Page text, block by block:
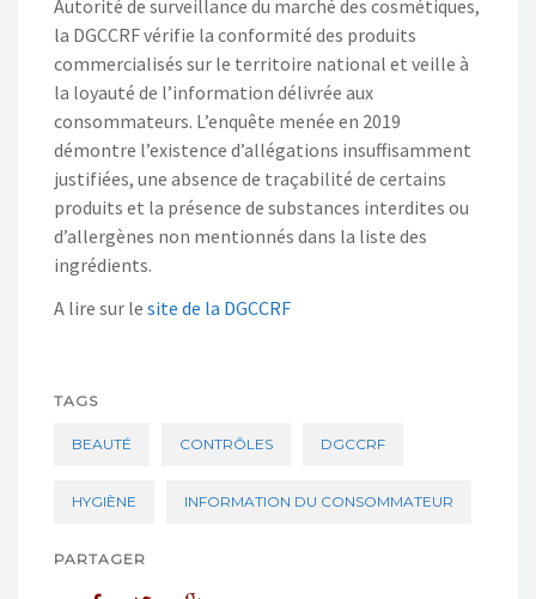
Autorité de surveillance du marché des cosmétiques,
la DGCCRF vérifie la conformité des produits
commercialisés sur le territoire national et veille à
la loyauté de l’information délivrée aux
consommateurs. L’enquête menée en 2019
démontre l’existence d’allégations insuffisamment
justifiées, une absence de traçabilité de certains
produits et la présence de substances interdites ou
d’allergènes non mentionnés dans la liste des
ingrédients.
A lire sur le site de la DGCCRF
TAGS
BEAUTÉ CONTRÔLES DGCCRF
HYGIÈNE INFORMATION DU CONSOMMATEUR
PARTAGER